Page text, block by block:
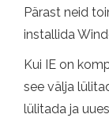
Pärast neid
installida
Kui IE on
see välja
lülitada ja